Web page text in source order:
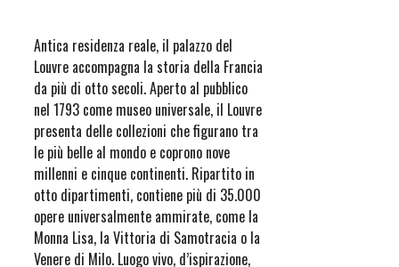
Antica residenza reale, il palazzo del
Louvre accompagna la storia della Francia
da più di otto secoli. Aperto al pubblico
nel 1793 come museo universale, il Louvre
presenta delle collezioni che figurano tra
le più belle al mondo e coprono nove
millenni e cinque continenti. Ripartito in
otto dipartimenti, contiene più di 35.000
opere universalmente ammirate, come la
Monna Lisa, la Vittoria di Samotracia o la
Venere di Milo. Luogo vivo, d’ispirazione,